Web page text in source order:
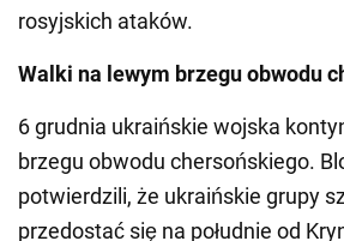
rosyjskich ataków.
Walki na lewym brzegu obwodu
6 grudnia ukraińskie wojska
brzegu obwodu chersońskiego.
potwierdzili, że ukraińskie grupy
przedostać się na południe od